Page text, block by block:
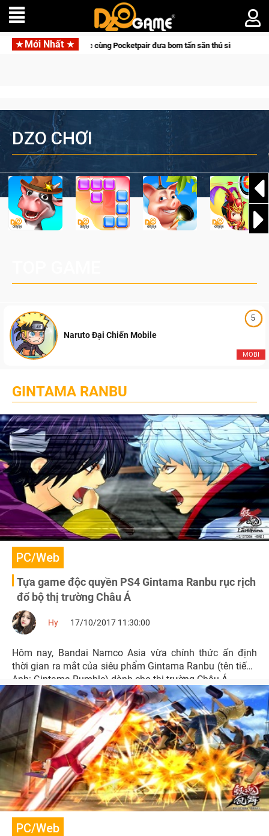
Mới Nhất
hợp tác cùng Pocketpair đưa bom tấn săn thú sinh tồn lên di động với
DZO CHƠI
5
MOBI
Naruto Đại Chiến Mobile
GINTAMA RANBU
PC/Web
Tựa game độc quyền PS4 Gintama Ranbu rục rịch
đổ bộ thị trường Châu Á
Hy 17/10/2017 11:30:00
Hôm nay, Bandai Namco Asia vừa chính thức ấn định
thời gian ra mắt của siêu phẩm Gintama Ranbu (tên tiếng
Anh: Gintama Rumble) dành cho thị trường Châu Á.
PC/Web